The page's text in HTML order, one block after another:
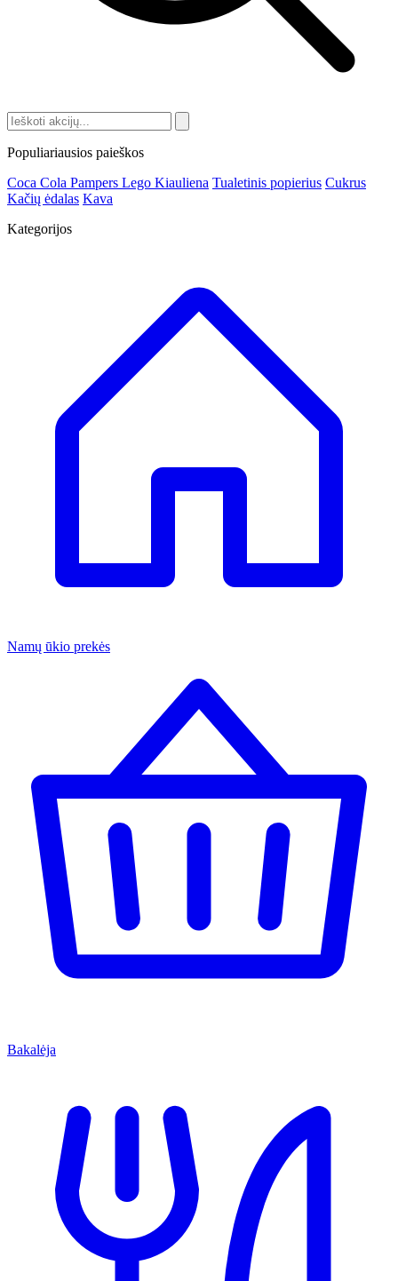
Populiariausios paieškos
Coca Cola Pampers Lego Kiauliena Tualetinis popierius Cukrus
Kačių ėdalas Kava
Kategorijos
Namų ūkio prekės
Bakalėja